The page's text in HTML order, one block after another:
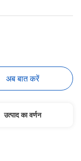
अब बात करें
उत्पाद का वर्णन